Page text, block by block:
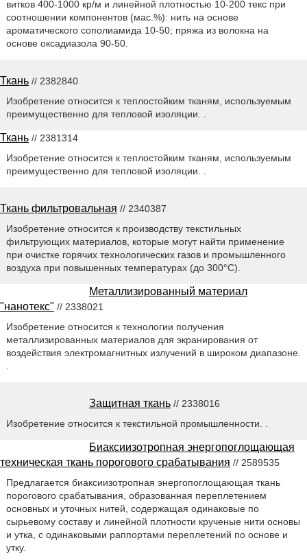
витков 400-1000 кр/м и линейной плотностью 10-200 текс при
соотношении компонентов (мас.%): нить на основе
ароматического сополиамида 10-50; пряжа из волокна на
основе оксадиазола 90-50.
Ткань // 2382840
Изобретение относится к теплостойким тканям, используемым
преимущественно для тепловой изоляции. .
Ткань // 2381314
Изобретение относится к теплостойким тканям, используемым
преимущественно для тепловой изоляции. .
Ткань фильтровальная // 2340387
Изобретение относится к производству текстильных
фильтрующих материалов, которые могут найти применение
при очистке горячих технологических газов и промышленного
воздуха при повышенных температурах (до 300°С).
Металлизированный материал
"нанотекс" // 2338021
Изобретение относится к технологии получения
металлизированных материалов для экранирования от
воздействия электромагнитных излучений в широком диапазоне.
Защитная ткань // 2338016
Изобретение относится к текстильной промышленности. .
Биаксиизотропная энергопоглощающая
техническая ткань порогового срабатывания // 2589535
Предлагается биаксиизотропная энергопоглощающая ткань
порогового срабатывания, образованная переплетением
основных и уточных нитей, содержащая одинаковые по
сырьевому составу и линейной плотности крученые нити основы
и утка, с одинаковыми раппортами переплетений по основе и
утку.